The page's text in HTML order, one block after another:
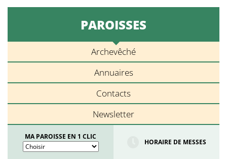
PAROISSES
Archevêché
Annuaires
Contacts
Newsletter
MA PAROISSE EN 1 CLIC
HORAIRE DE MESSES